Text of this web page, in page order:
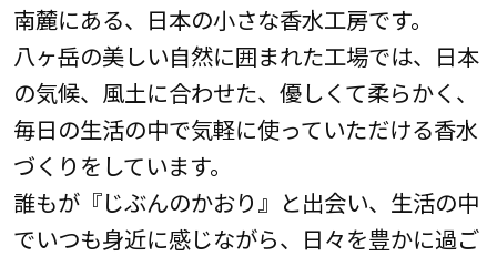
南麓にある、日本の小さな香水工房です。
八ヶ岳の美しい自然に囲まれた工場では、日本
の気候、風土に合わせた、優しくて柔らかく、
毎日の生活の中で気軽に使っていただける香水
づくりをしています。
誰もが『じぶんのかおり』と出会い、生活の中
でいつも身近に感じながら、日々を豊かに過ご